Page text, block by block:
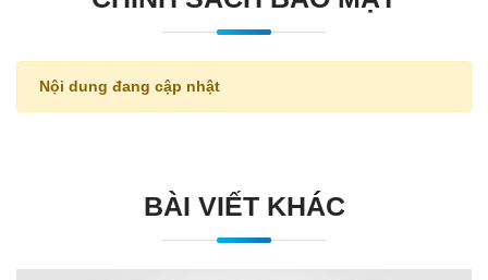
Nội dung đang cập nhật
BÀI VIẾT KHÁC